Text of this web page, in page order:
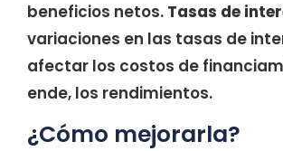
beneficios netos. Tasas de
variaciones en las tasas de
afectar los costos de
ende, los rendimientos.
¿Cómo mejorarla?